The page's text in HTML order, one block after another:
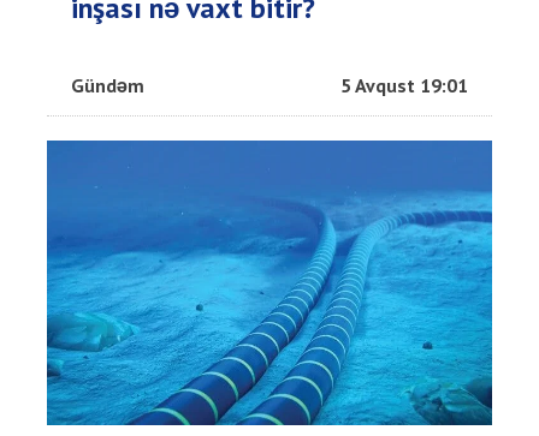
inşası nə vaxt bitir?
Gündəm 5 Avqust 19:01